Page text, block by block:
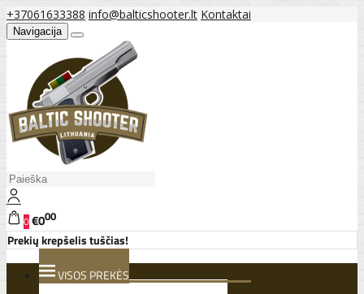
+37061633388 info@balticshooter.lt Kontaktai
Navigacija
0€000
Prekių krepšelis tuščias!
VISOS PREKĖS